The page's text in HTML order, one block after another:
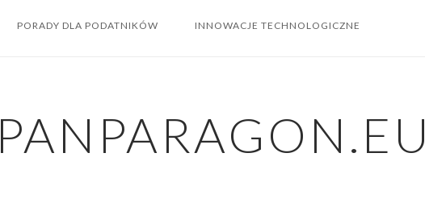
PORADY DLA PODATNIKÓW INNOWACJE TECHNOLOGICZNE
PANPARAGON.EU